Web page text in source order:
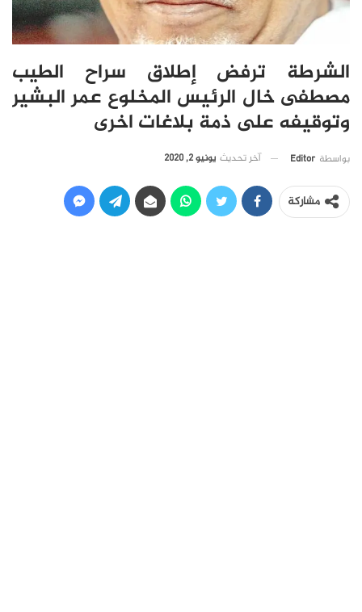
الشرطة ترفض إطلاق سراح الطيب
مصطفى خال الرئيس المخلوع عمر البشير
وتوقيفه على ذمة بلاغات اخرى
بواسطة Editor آخر تحديث يونيو 2, 2020
مشاركة